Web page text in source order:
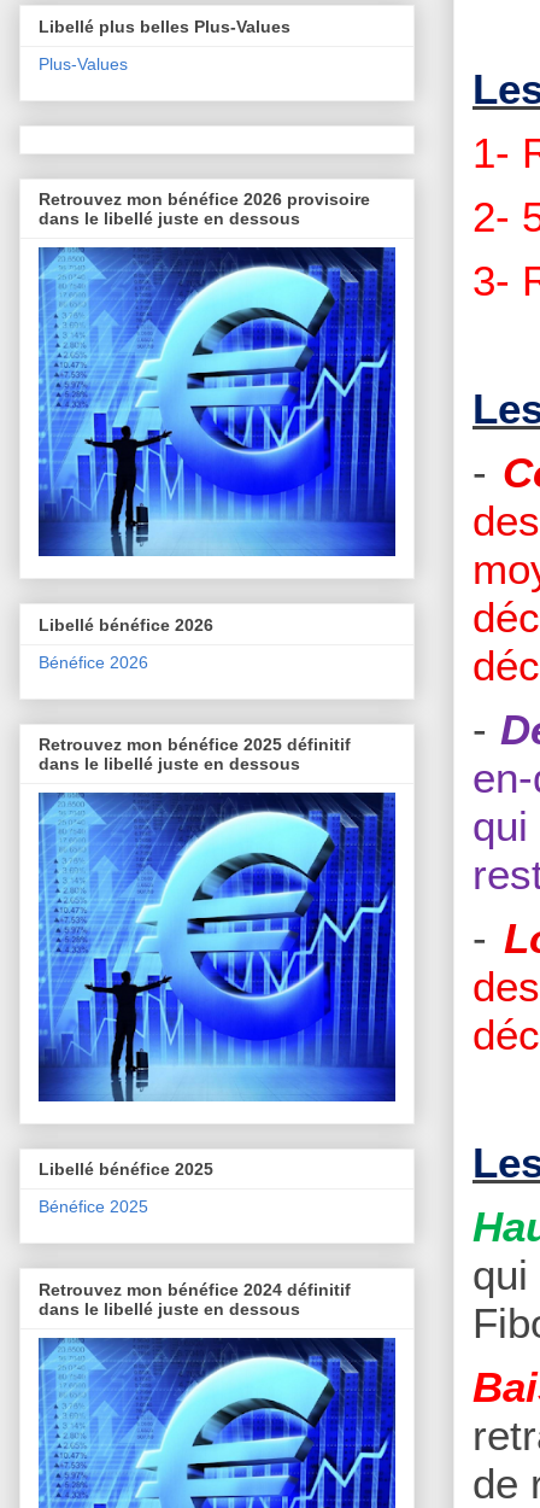
1-
2-
3-
-
-
-
de
Libellé plus belles Plus-Values
Plus-Values
Retrouvez mon bénéfice 2026 provisoire
dans le libellé juste en dessous
Libellé bénéfice 2026
Bénéfice 2026
Retrouvez mon bénéfice 2025 définitif
dans le libellé juste en dessous
Libellé bénéfice 2025
Bénéfice 2025
Retrouvez mon bénéfice 2024 définitif
dans le libellé juste en dessous